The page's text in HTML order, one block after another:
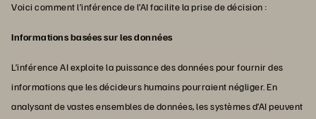
Voici comment l’inférence de l’AI facilite la prise de décision :
Informations basées sur les données
L’inférence AI exploite la puissance des données pour fournir des
informations que les décideurs humains pourraient négliger. En
analysant de vastes ensembles de données, les systèmes d’AI peuvent